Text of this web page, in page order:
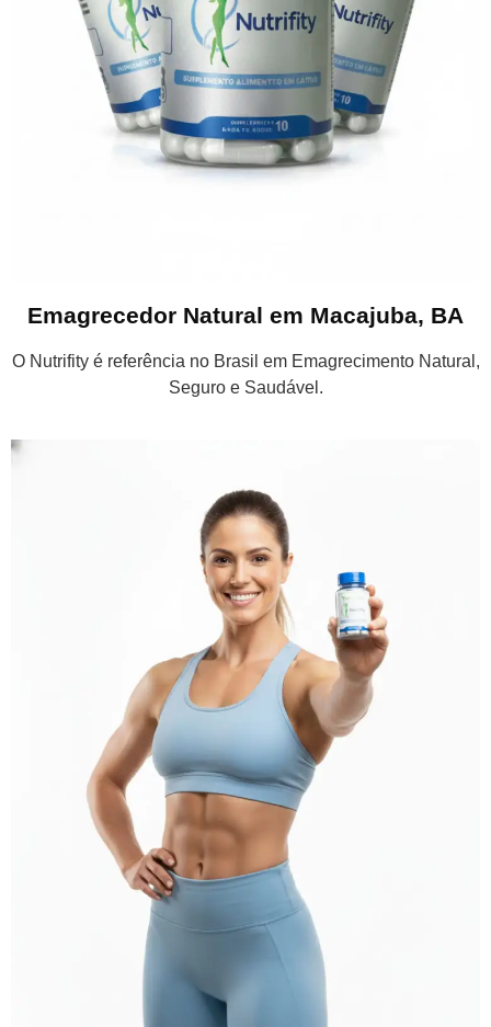
Emagrecedor Natural em Macajuba, BA
O Nutrifity é referência no Brasil em Emagrecimento Natural,
Seguro e Saudável.